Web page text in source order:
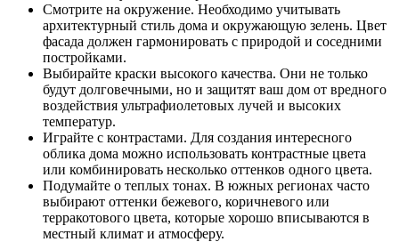
Смотрите на окружение. Необходимо учитывать
архитектурный стиль дома и окружающую зелень. Цвет
фасада должен гармонировать с природой и соседними
постройками.
Выбирайте краски высокого качества. Они не только
будут долговечными, но и защитят ваш дом от вредного
воздействия ультрафиолетовых лучей и высоких
температур.
Играйте с контрастами. Для создания интересного
облика дома можно использовать контрастные цвета
или комбинировать несколько оттенков одного цвета.
Подумайте о теплых тонах. В южных регионах часто
выбирают оттенки бежевого, коричневого или
терракотового цвета, которые хорошо вписываются в
местный климат и атмосферу.